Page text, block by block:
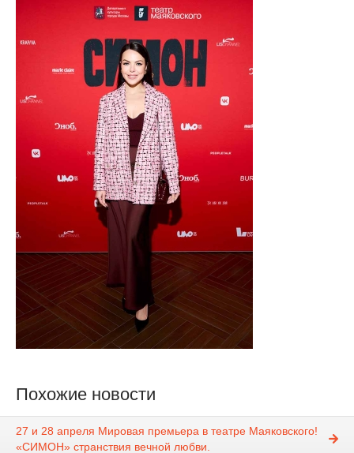
Похожие новости
27 и 28 апреля Мировая премьера в театре Маяковского!
«СИМОН» странствия вечной любви.